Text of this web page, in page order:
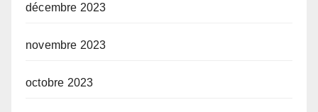
décembre 2023
novembre 2023
octobre 2023